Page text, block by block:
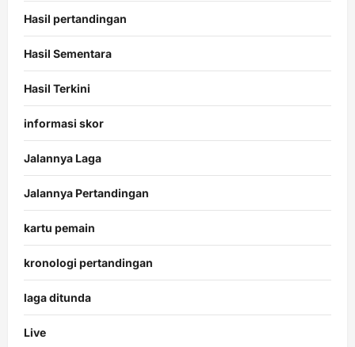
Hasil pertandingan
Hasil Sementara
Hasil Terkini
informasi skor
Jalannya Laga
Jalannya Pertandingan
kartu pemain
kronologi pertandingan
laga ditunda
Live